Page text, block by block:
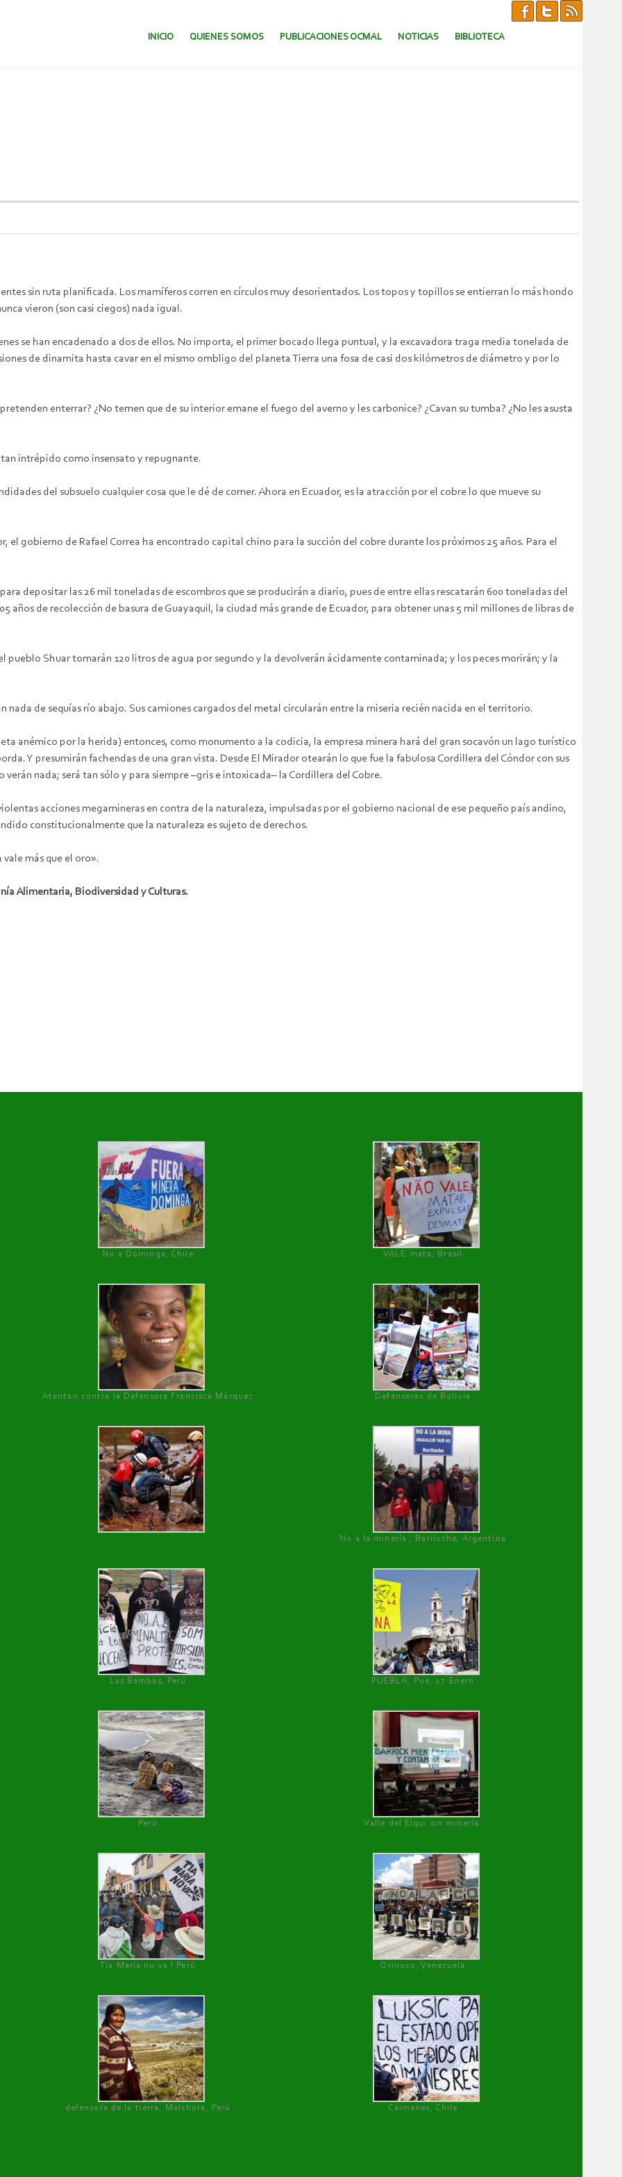
SALTAR AL CONTENIDO.
INICIO QUIENES SOMOS PUBLICACIONES OCMAL NOTICIAS BIBLIOTECA
sin ruta planificada. Los mamíferos corren en círculos muy desorientados. Los topos y topillos se entierran lo más hondo
vieron (son casi ciegos) nada igual.
se han encadenado a dos de ellos. No importa, el primer bocado llega puntual, y la excavadora traga media tonelada de
de dinamita hasta cavar en el mismo ombligo del planeta Tierra una fosa de casi dos kilómetros de diámetro y por lo
enterrar? ¿No temen que de su interior emane el fuego del averno y les carbonice? ¿Cavan su tumba? ¿No les asusta
intrépido como insensato y repugnante.
del subsuelo cualquier cosa que le dé de comer. Ahora en Ecuador, es la atracción por el cobre lo que mueve su
el gobierno de Rafael Correa ha encontrado capital chino para la succión del cobre durante los próximos 25 años. Para el
depositar las 26 mil toneladas de escombros que se producirán a diario, pues de entre ellas rescatarán 600 toneladas del
años de recolección de basura de Guayaquil, la ciudad más grande de Ecuador, para obtener unas 5 mil millones de libras de
pueblo Shuar tomarán 120 litros de agua por segundo y la devolverán ácidamente contaminada; y los peces morirán; y la
nada de sequías río abajo. Sus camiones cargados del metal circularán entre la miseria recién nacida en el territorio.
anémico por la herida) entonces, como monumento a la codicia, la empresa minera hará del gran socavón un lago turístico
Y presumirán fachendas de una gran vista. Desde El Mirador otearán lo que fue la fabulosa Cordillera del Cóndor con sus
nada; será tan sólo y para siempre –gris e intoxicada– la Cordillera del Cobre.
acciones megamineras en contra de la naturaleza, impulsadas por el gobierno nacional de ese pequeño país andino,
constitucionalmente que la naturaleza es sujeto de derechos.
más que el oro».
Alimentaria, Biodiversidad y Culturas.
No a Dominga, Chile
VALE mata, Brasil
Atentan contra la Defensora Francisca Márquez Defensoras de Bolivia
No a la minería , Bariloche, Argentina
Las Bambas, Perú PUEBLA, Pue, 27 Enero
Perú Valle del Elqui sin minería.
Tía María no va ! Perú Orinoco, Venezuela
defensora de la tierra, Melchora, Perú Caimanes, Chile